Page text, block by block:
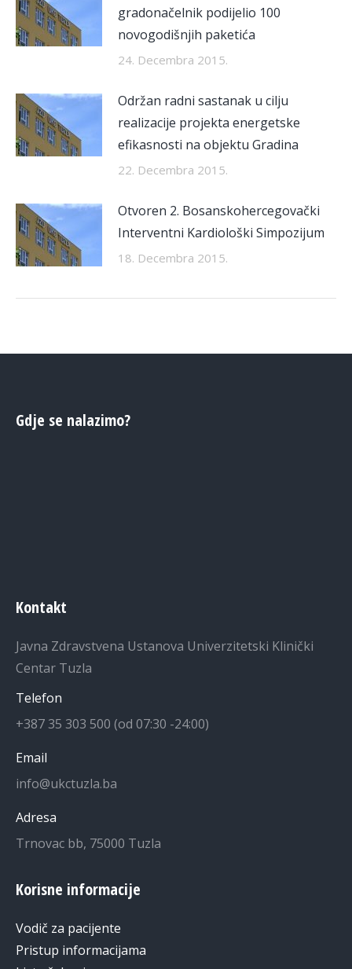
gradonačelnik podijelio 100
novogodišnjih paketića
24. Decembra 2015.
Održan radni sastanak u cilju
realizacije projekta energetske
efikasnosti na objektu Gradina
22. Decembra 2015.
Otvoren 2. Bosanskohercegovački
Interventni Kardiološki Simpozijum
18. Decembra 2015.
Gdje se nalazimo?
Kontakt
Javna Zdravstvena Ustanova Univerzitetski Klinički
Centar Tuzla
Telefon
+387 35 303 500 (od 07:30 -24:00)
Email
info@ukctuzla.ba
Adresa
Trnovac bb, 75000 Tuzla
Korisne informacije
Vodič za pacijente
Pristup informacijama